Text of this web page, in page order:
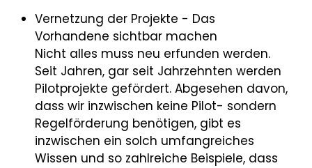
Vernetzung der Projekte - Das
Vorhandene sichtbar machen
Nicht alles muss neu erfunden werden.
Seit Jahren, gar seit Jahrzehnten werden
Pilotprojekte gefördert. Abgesehen davon,
dass wir inzwischen keine Pilot- sondern
Regelförderung benötigen, gibt es
inzwischen ein solch umfangreiches
Wissen und so zahlreiche Beispiele, dass